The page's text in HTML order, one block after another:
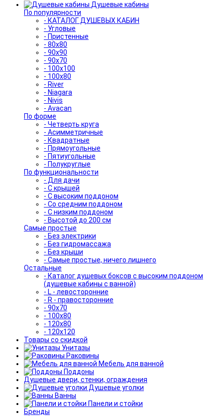
Душевые кабины
По популярности
- КАТАЛОГ ДУШЕВЫХ КАБИН
- Угловые
- Пристенные
- 80x80
- 90x90
- 90x70
- 100x100
- 100x80
- River
- Niagara
- Nivis
- Avacan
По форме
- Четверть круга
- Асимметричные
- Квадратные
- Прямоугольные
- Пятиугольные
- Полукруглые
По функциональности
- Для дачи
- С крышей
- С высоким поддоном
- Со средним поддоном
- С низким поддоном
- Высотой до 200 см
Самые простые
- Без электрики
- Без гидромассажа
- Без крыши
- Самые простые, ничего лишнего
Остальные
- Каталог душевых боксов с высоким поддоном
(душевые кабины с ванной)
- L - левосторонние
- R - правосторонние
- 90x70
- 100x80
- 120x80
- 120x120
Товары со скидкой
Унитазы
Раковины
Мебель для ванной
Поддоны
Душевые двери, стенки, ограждения
Душевые уголки
Ванны
Панели и стойки
Бренды